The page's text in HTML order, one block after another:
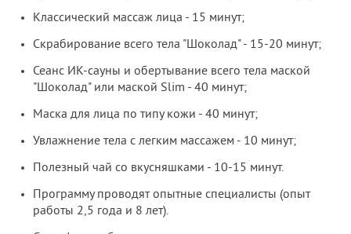
Классический массаж лица - 15 минут;
Скрабирование всего тела "Шоколад" - 15-20 минут;
Сеанс ИК-сауны и обертывание всего тела маской
"Шоколад" или маской Slim - 40 минут;
Маска для лица по типу кожи - 40 минут;
Увлажнение тела с легким массажем - 10 минут;
Полезный чай со вкусняшками - 10-15 минут.
Программу проводят опытные специалисты (опыт
работы 2,5 года и 8 лет).